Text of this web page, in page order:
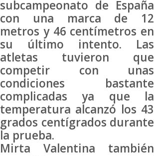
subcampeonato de España
con una marca de 12
metros y 46 centímetros en
su último intento. Las
atletas tuvieron que
competir con unas
condiciones bastante
complicadas ya que la
temperatura alcanzó los 43
grados centígrados durante
la prueba.
Mirta Valentina también